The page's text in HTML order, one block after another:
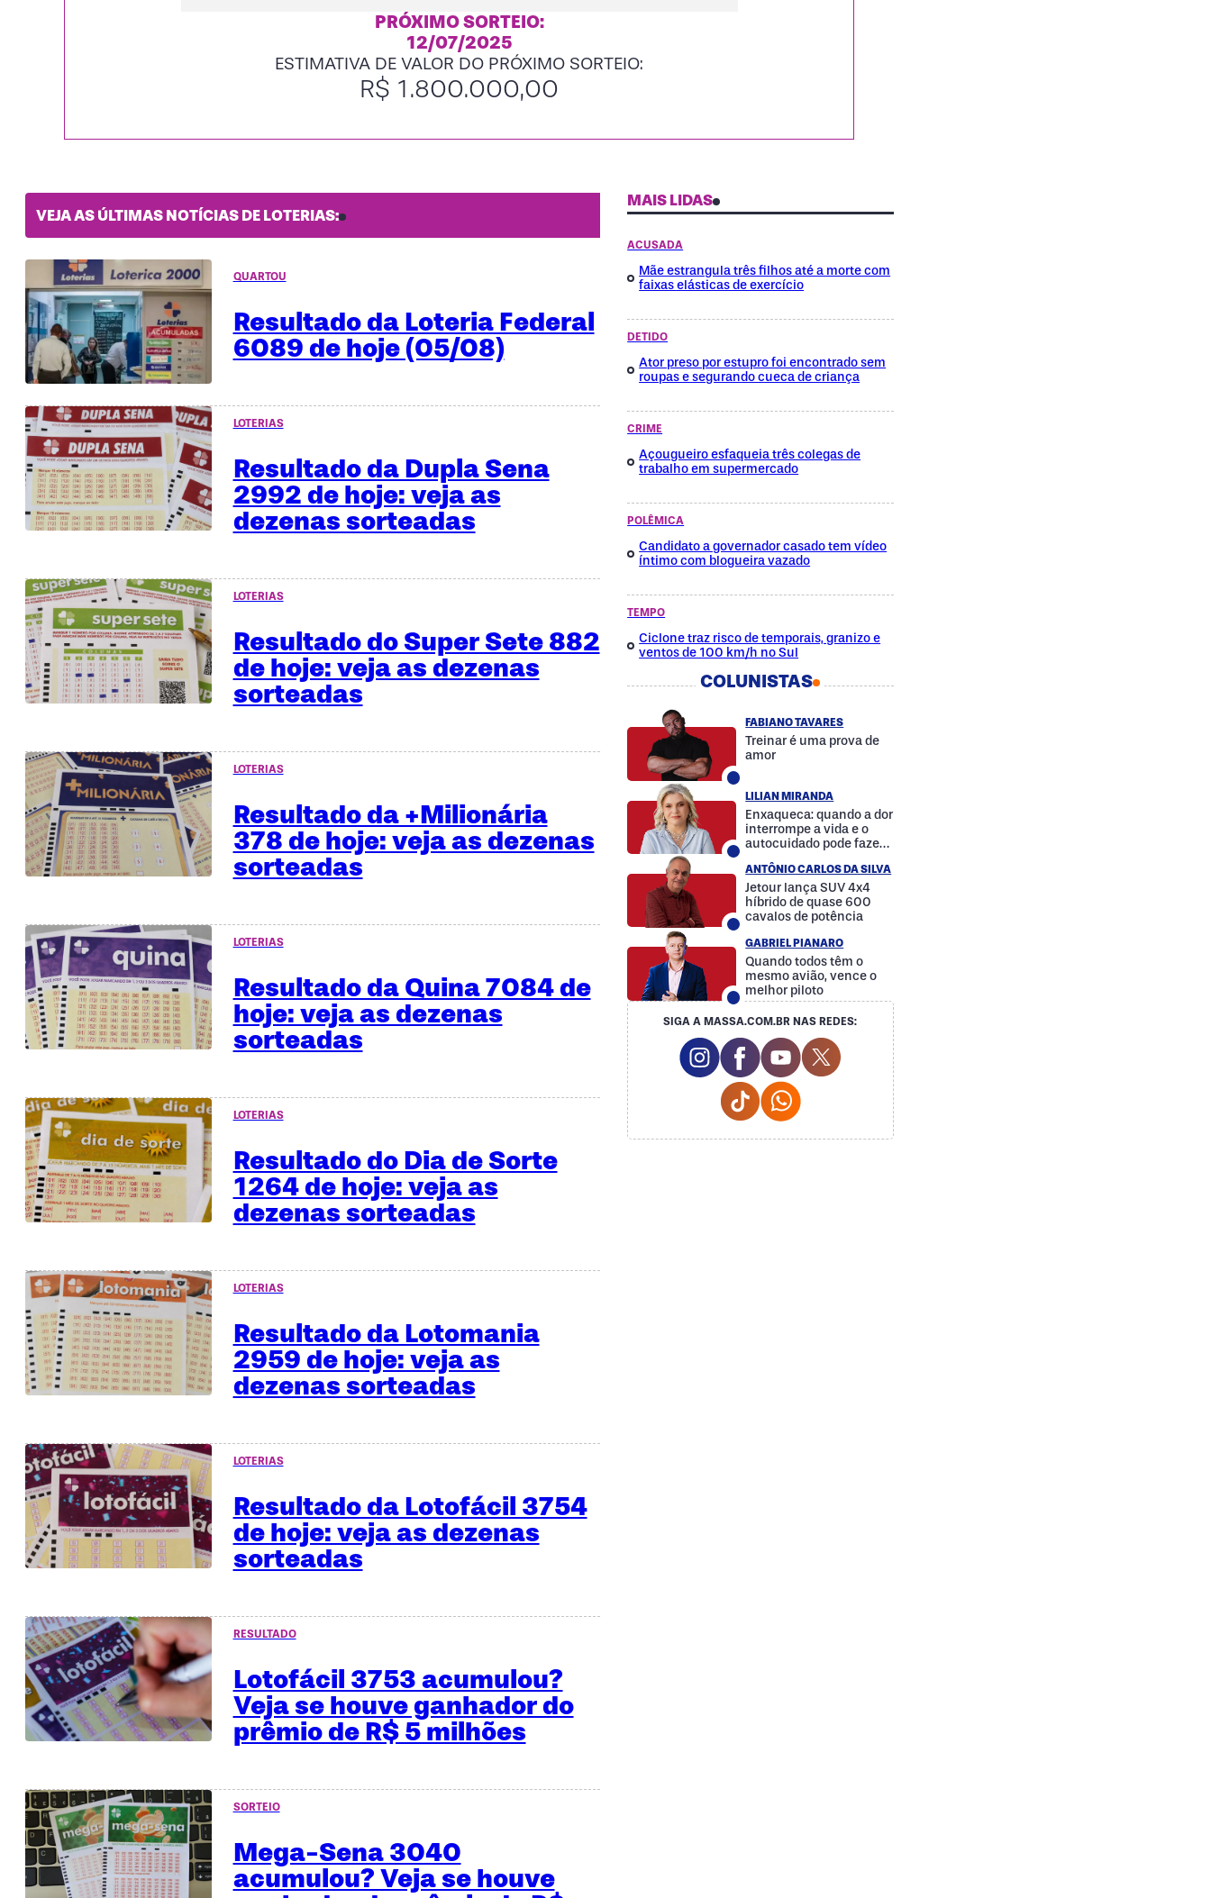
PRÓXIMO SORTEIO:
12/07/2025
ESTIMATIVA DE VALOR DO PRÓXIMO SORTEIO:
R$ 1.800.000,00
VEJA AS ÚLTIMAS NOTÍCIAS DE LOTERIAS:
QUARTOU
Resultado da Loteria Federal
6089 de hoje (05/08)
LOTERIAS
Resultado da Dupla Sena
2992 de hoje: veja as
dezenas sorteadas
LOTERIAS
Resultado do Super Sete 882
de hoje: veja as dezenas
sorteadas
LOTERIAS
Resultado da +Milionária
378 de hoje: veja as dezenas
sorteadas
LOTERIAS
Resultado da Quina 7084 de
hoje: veja as dezenas
sorteadas
LOTERIAS
Resultado do Dia de Sorte
1264 de hoje: veja as
dezenas sorteadas
LOTERIAS
Resultado da Lotomania
2959 de hoje: veja as
dezenas sorteadas
LOTERIAS
Resultado da Lotofácil 3754
de hoje: veja as dezenas
sorteadas
RESULTADO
Lotofácil 3753 acumulou?
Veja se houve ganhador do
prêmio de R$ 5 milhões
SORTEIO
Mega-Sena 3040
acumulou? Veja se houve
MAIS LIDAS
ACUSADA
Mãe estrangula três filhos até a morte com
faixas elásticas de exercício
DETIDO
Ator preso por estupro foi encontrado sem
roupas e segurando cueca de criança
CRIME
Açougueiro esfaqueia três colegas de
trabalho em supermercado
POLÊMICA
Candidato a governador casado tem vídeo
íntimo com blogueira vazado
TEMPO
Ciclone traz risco de temporais, granizo e
ventos de 100 km/h no Sul
COLUNISTAS
FABIANO TAVARES
Treinar é uma prova de
amor
LILIAN MIRANDA
Enxaqueca: quando a dor
interrompe a vida e o
autocuidado pode fazer
ANTÔNIO CARLOS DA SILVA
Jetour lança SUV 4x4
híbrido de quase 600
cavalos de potência
GABRIEL PIANARO
Quando todos têm o
mesmo avião, vence o
melhor piloto
SIGA A MASSA.COM.BR NAS REDES:
Instagram Social Media
Facebook Social Media
Youtube Social Media
Twitter Social Media
Tiktok Social Media
Whatsapp Social Media